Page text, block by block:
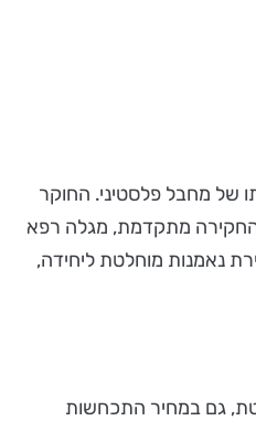
מותו של מחבל פלסטיני. החוקר
מתקדמת, מגלה רפא
נאמנות מוחלטת ליחידה,
גם במחיר התכחשות